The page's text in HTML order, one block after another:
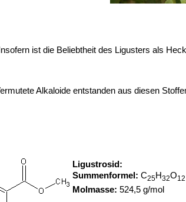
ist die Beliebtheit des Ligusters als
Alkaloide entstanden aus diesen
Ligustrosid:
Summenformel: C25H32O12
Molmasse: 524,5 g/mol